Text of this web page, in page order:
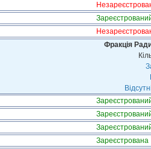
Фракція
Зареєстрована